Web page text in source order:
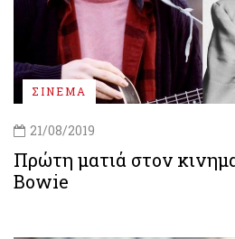
ΣΙΝΕΜΑ
21/08/2019
Πρώτη ματιά στον
Bowie